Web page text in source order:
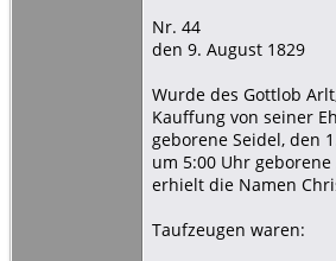
Nr. 44
den 9. August 1829
Wurde des Gottlob
Kauffung von seiner
geborene Seidel, den
um 5:00 Uhr
erhielt die Namen
Taufzeugen waren: